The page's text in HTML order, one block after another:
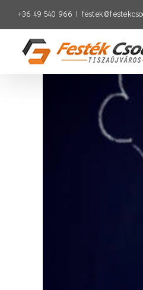
+36 49 540 966